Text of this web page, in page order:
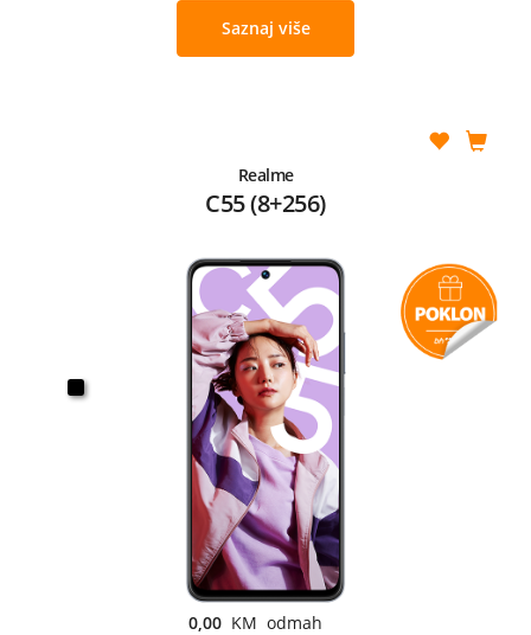
Saznaj više
Realme
C55 (8+256)
0,00 KM odmah